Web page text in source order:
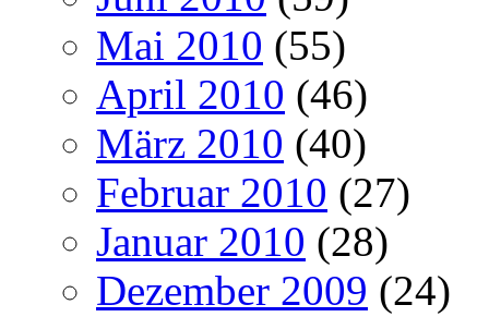
Mai 2010 (55)
April 2010 (46)
März 2010 (40)
Februar 2010 (27)
Januar 2010 (28)
Dezember 2009 (24)